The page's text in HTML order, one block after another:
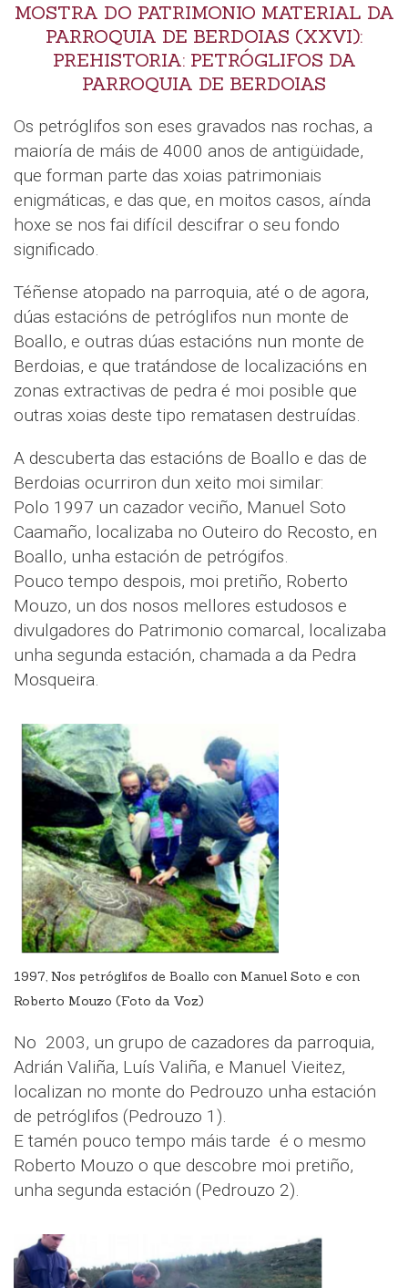
MOSTRA DO PATRIMONIO MATERIAL DA
PARROQUIA DE BERDOIAS (XXVI):
PREHISTORIA: PETRÓGLIFOS DA
PARROQUIA DE BERDOIAS
Os petróglifos son eses gravados nas rochas, a
maioría de máis de 4000 anos de antigüidade,
que forman parte das xoias patrimoniais
enigmáticas, e das que, en moitos casos, aínda
hoxe se nos fai difícil descifrar o seu fondo
significado.
Téñense atopado na parroquia, até o de agora,
dúas estacións de petróglifos nun monte de
Boallo, e outras dúas estacións nun monte de
Berdoias, e que tratándose de localizacións en
zonas extractivas de pedra é moi posible que
outras xoias deste tipo rematasen destruídas.
A descuberta das estacións de Boallo e das de
Berdoias ocurriron dun xeito moi similar:
Polo 1997 un cazador veciño, Manuel Soto
Caamaño, localizaba no Outeiro do Recosto, en
Boallo, unha estación de petrógifos.
Pouco tempo despois, moi pretiño, Roberto
Mouzo, un dos nosos mellores estudosos e
divulgadores do Patrimonio comarcal, localizaba
unha segunda estación, chamada a da Pedra
Mosqueira.
1997, Nos petróglifos de Boallo con Manuel Soto e con
Roberto Mouzo (Foto da Voz)
No 2003, un grupo de cazadores da parroquia,
Adrián Valiña, Luís Valiña, e Manuel Vieitez,
localizan no monte do Pedrouzo unha estación
de petróglifos (Pedrouzo 1).
E tamén pouco tempo máis tarde é o mesmo
Roberto Mouzo o que descobre moi pretiño,
unha segunda estación (Pedrouzo 2).